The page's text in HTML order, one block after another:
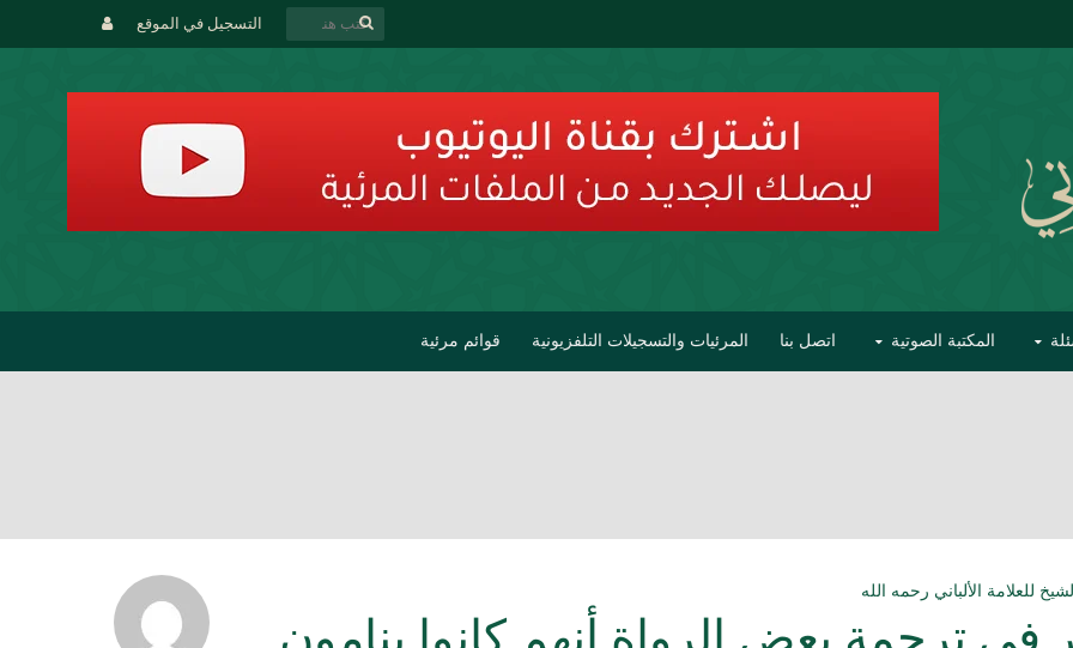
التسجيل في الموقع
المكتبة الصوتية اتصل بنا المرئيات والتسجيلات التلفزيونية قوائم مرئية
العمل الدعوي بين علماء ودعاة اليمن (صوت)
الحديثية للشيخ المحدث أبي الحسن السليماني
للعلامة الألباني رحمه الله